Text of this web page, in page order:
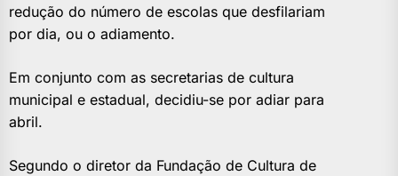
redução do número de escolas que desfilariam
por dia, ou o adiamento.
Em conjunto com as secretarias de cultura
municipal e estadual, decidiu-se por adiar para
abril.
Segundo o diretor da Fundação de Cultura de